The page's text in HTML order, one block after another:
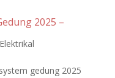
2025 –
gedung 2025